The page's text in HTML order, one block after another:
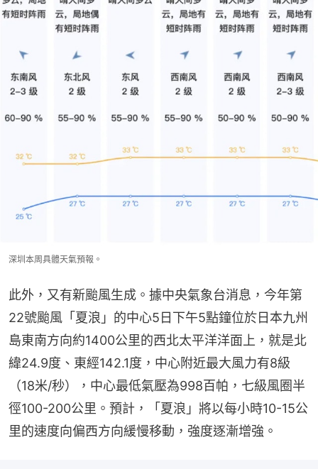
深圳本周具體天氣預報。
此外，又有新颱風生成。據中央氣象台消息，今年第
22號颱風「夏浪」的中心5日下午5點鐘位於日本九州
島東南方向約1400公里的西北太平洋洋面上，就是北
緯24.9度、東經142.1度，中心附近最大風力有8級
（18米/秒），中心最低氣壓為998百帕，七級風圈半
徑100-200公里。預計，「夏浪」將以每小時10-15公
里的速度向偏西方向緩慢移動，強度逐漸增強。